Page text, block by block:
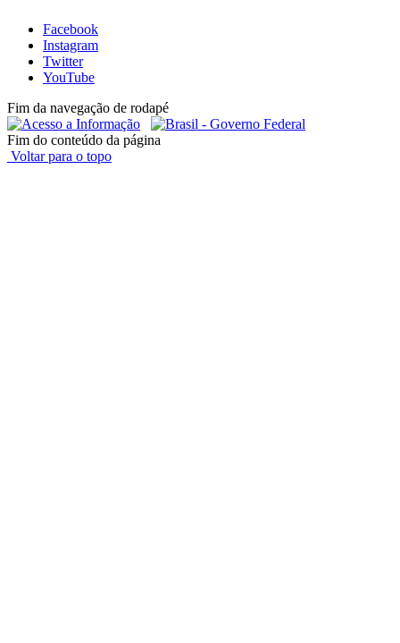
Facebook
Instagram
Twitter
YouTube
Fim da navegação de rodapé
Fim do conteúdo da página
Voltar para o topo